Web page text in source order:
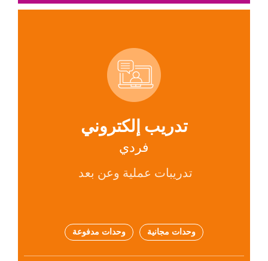
Icon
تدريب إلكتروني
فردي
Descriptionتدريبات عملية وعن بعد
وحدات مجانية وحدات مدفوعة